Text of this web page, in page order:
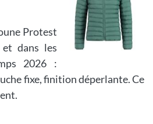
Protest
et dans les
2026 :
fixe, finition déperlante. Ce